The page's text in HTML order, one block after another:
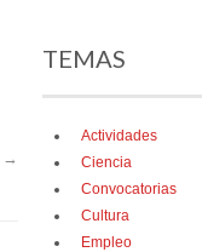
→
TEMAS
Actividades
Ciencia
Convocatorias
Cultura
Empleo